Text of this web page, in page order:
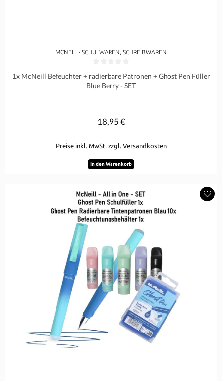
MCNEILL- SCHULWAREN, SCHREIBWAREN
1x McNeill Befeuchter + radierbare Patronen + Ghost Pen Füller
Blue Berry - SET
Regulärer Preis:
18,95 €
Preise inkl. MwSt. zzgl. Versandkosten
In den Warenkorb